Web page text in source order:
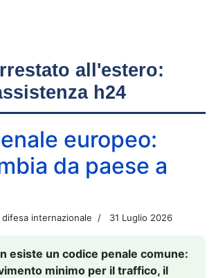
all'estero:
h24
europeo:
da paese a
internazionale 31 Luglio 2026
esiste un codice penale comune:
minimo per il traffico, il